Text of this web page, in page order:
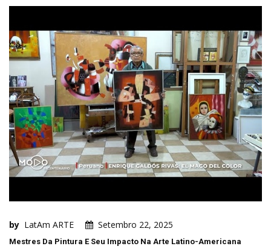
by LatAm ARTE Setembro 22, 2025
Mestres Da Pintura E Seu Impacto Na Arte Latino-Americana